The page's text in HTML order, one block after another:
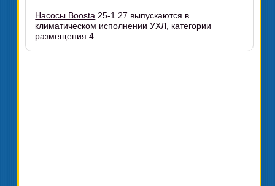
Насосы Boosta 25-1 27 выпускаются в
климатическом исполнении УХЛ, категории
размещения 4.